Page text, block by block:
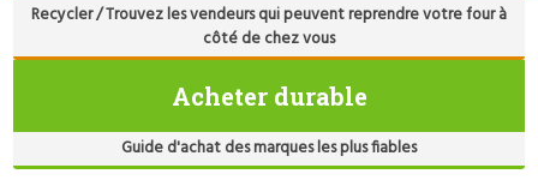
Recycler / Trouvez les vendeurs qui peuvent reprendre votre four à
côté de chez vous
Acheter durable
Guide d'achat des marques les plus fiables